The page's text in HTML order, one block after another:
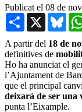
Publicat el 08 de
Share X
A partir del 18 de
definitives de
Ho ha anunciat el
l’Ajuntament de
que el principal
deixarà de ser una
punta l’Eixample.